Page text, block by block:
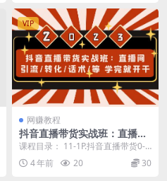
VIP
网赚教程
抖音直播带货实战班：直播间
引流/转化/话术/等 学完就开
课程目录： 11-1P.抖音直播带货0-1
思路 .mp4 21-2P.构建抖音基...
4 年前 20 30